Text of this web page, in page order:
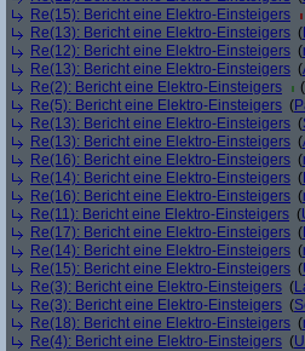
Re(15): Bericht eine Elektro-Einsteigers
Re(13): Bericht eine Elektro-Einsteigers (
Re(12): Bericht eine Elektro-Einsteigers (
Re(13): Bericht eine Elektro-Einsteigers (
Re(2): Bericht eine Elektro-Einsteigers
(
Re(5): Bericht eine Elektro-Einsteigers (
Re(13): Bericht eine Elektro-Einsteigers (
Re(13): Bericht eine Elektro-Einsteigers (
Re(16): Bericht eine Elektro-Einsteigers (
Re(14): Bericht eine Elektro-Einsteigers (
Re(16): Bericht eine Elektro-Einsteigers (
Re(11): Bericht eine Elektro-Einsteigers (
Re(17): Bericht eine Elektro-Einsteigers (
Re(14): Bericht eine Elektro-Einsteigers (
Re(15): Bericht eine Elektro-Einsteigers (
Re(3): Bericht eine Elektro-Einsteigers (
Re(3): Bericht eine Elektro-Einsteigers (
Re(18): Bericht eine Elektro-Einsteigers (
Re(4): Bericht eine Elektro-Einsteigers (